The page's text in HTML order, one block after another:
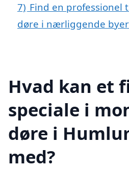
7) Find en professionel
døre i nærliggende
Hvad kan et
speciale i
døre i
med?